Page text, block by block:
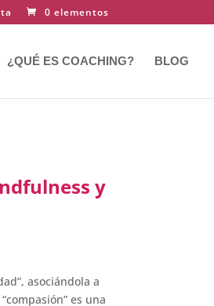
0 elementos
¿QUÉ ES COACHING? BLOG
y
asociándola a
es una